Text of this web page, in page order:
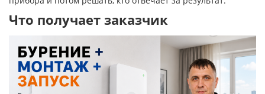
Что получает заказчик